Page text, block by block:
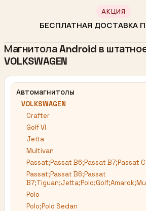
АКЦИЯ
БЕСПЛАТНАЯ ДОСТАВКА
Магнитола Android в
VOLKSWAGEN
Автомагнитолы
VOLKSWAGEN
Crafter
Golf VI
Jetta
Multivan
Passat;Passat B6;Passat B7;Passat
Passat;Passat B6;Passat
Polo
Polo;Polo Sedan